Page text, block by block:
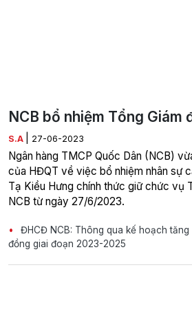
NCB bổ nhiệm Tổng Giám
S.A 27-06-2023
Ngân hàng TMCP Quốc Dân (NCB)
của HĐQT về việc bổ nhiệm nhân sự
Tạ Kiều Hưng chính thức giữ chức vụ
NCB từ ngày 27/6/2023.
ĐHCĐ NCB: Thông qua kế hoạch tăng
đồng giai đoạn 2023-2025